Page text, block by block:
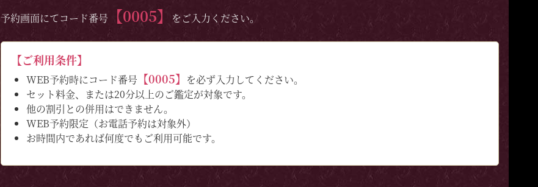
予約画面にてコード番号
【0005】 をご入力ください。
【ご利用条件】
WEB予約時にコード番号 【0005】 を必ず入力してください。
セット料金、または20分以上のご鑑定が対象です。
他の割引との併用はできません。
WEB予約限定（お電話予約は対象外）
お時間内であれば何度でもご利用可能です。